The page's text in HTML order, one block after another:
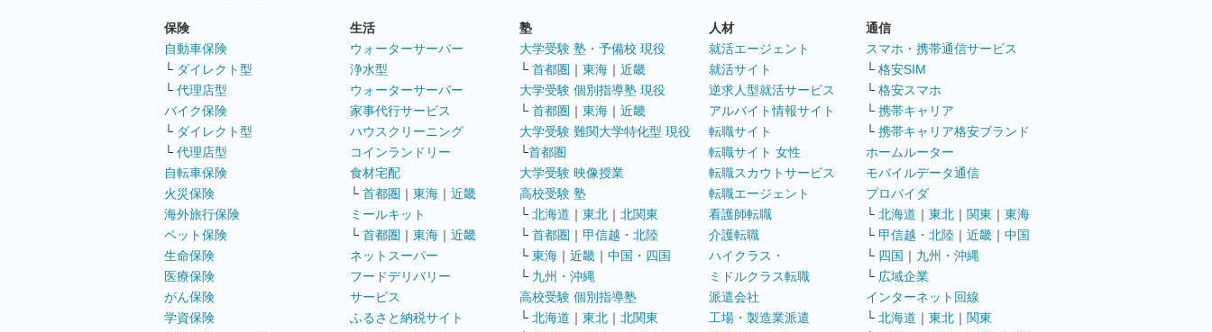
保険
自動車保険
└ ダイレクト型
└ 代理店型
バイク保険
└ ダイレクト型
└ 代理店型
自転車保険
火災保険
海外旅行保険
ペット保険
生命保険
医療保険
がん保険
学資保険
生活
ウォーターサーバー
浄水型
ウォーターサーバー
家事代行サービス
ハウスクリーニング
コインランドリー
食材宅配
└ 首都圏 ｜ 東海 ｜ 近畿
ミールキット
└ 首都圏 ｜ 東海 ｜ 近畿
ネットスーパー
フードデリバリー
サービス
ふるさと納税サイト
塾
大学受験 塾・予備校 現役
└ 首都圏 ｜ 東海 ｜ 近畿
大学受験 個別指導塾 現役
└ 首都圏 ｜ 東海 ｜ 近畿
大学受験 難関大学特化型 現役
└首都圏
大学受験 映像授業
高校受験 塾
└ 北海道 ｜ 東北 ｜ 北関東
└ 首都圏 ｜ 甲信越・北陸
└ 東海 ｜ 近畿 ｜ 中国・四国
└ 九州・沖縄
高校受験 個別指導塾
└ 北海道 ｜ 東北 ｜ 北関東
人材
就活エージェント
就活サイト
逆求人型就活サービス
アルバイト情報サイト
転職サイト
転職サイト 女性
転職スカウトサービス
転職エージェント
看護師転職
介護転職
ハイクラス・
ミドルクラス転職
派遣会社
工場・製造業派遣
通信
スマホ・携帯通信サービス
└ 格安SIM
└ 格安スマホ
└ 携帯キャリア
└ 携帯キャリア格安ブランド
ホームルーター
モバイルデータ通信
プロバイダ
└ 北海道 ｜ 東北 ｜ 関東 ｜ 東海
└ 甲信越・北陸 ｜ 近畿 ｜ 中国
└ 四国 ｜ 九州・沖縄
└ 広域企業
インターネット回線
└ 北海道 ｜ 東北 ｜ 関東